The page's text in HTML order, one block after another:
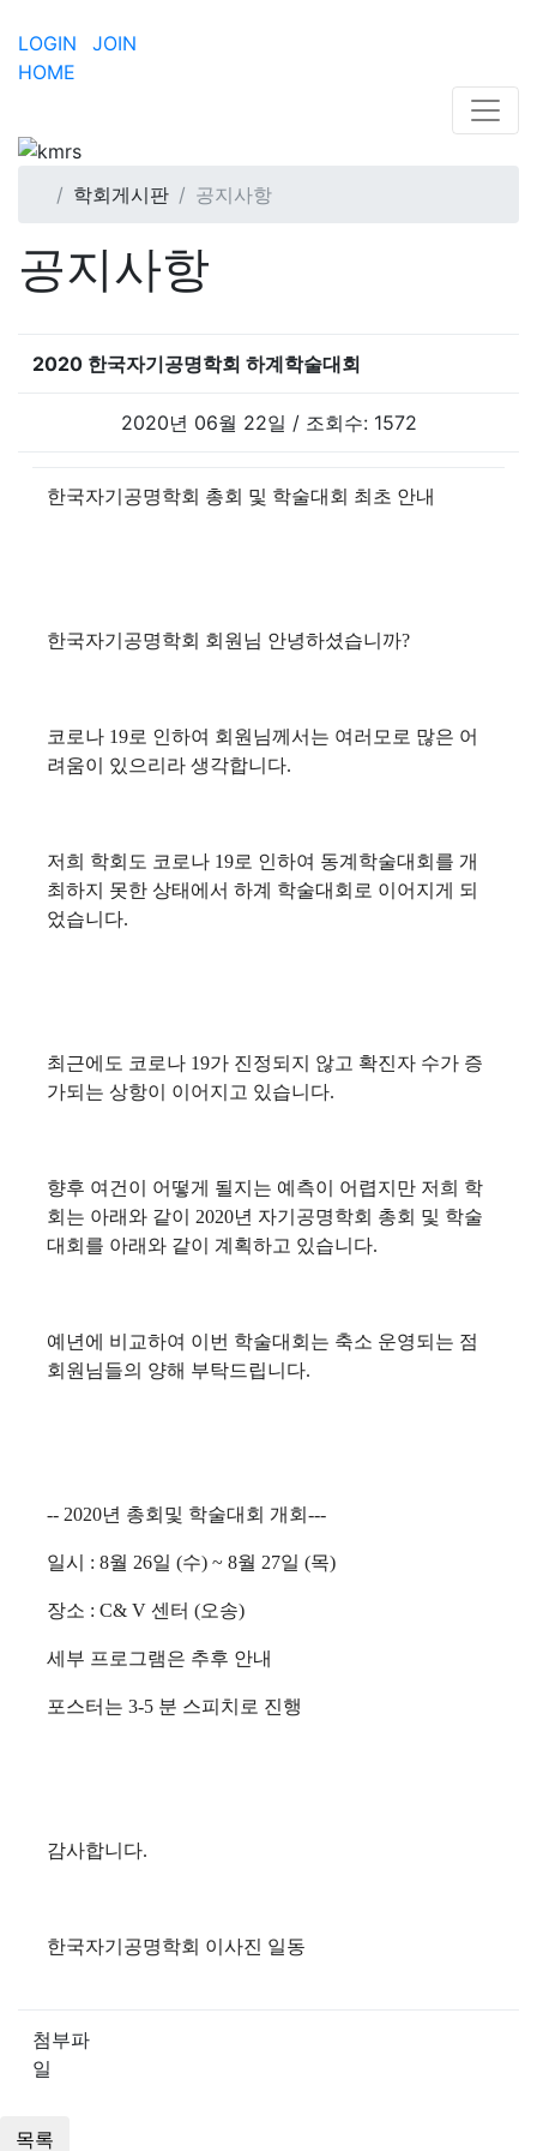
LOGIN
JOIN
HOME
학회게시판 공지사항
공지사항
2020 한국자기공명학회 하계학술대회
2020년 06월 22일 / 조회수: 1572
한국자기공명학회 총회 및 학술대회 최초 안내
한국자기공명학회 회원님 안녕하셨습니까?
코로나 19로 인하여 회원님께서는 여러모로 많은 어
려움이 있으리라 생각합니다.
저희 학회도 코로나 19로 인하여 동계학술대회를 개
최하지 못한 상태에서 하계 학술대회로 이어지게 되
었습니다.
최근에도 코로나 19가 진정되지 않고 확진자 수가 증
가되는 상항이 이어지고 있습니다.
향후 여건이 어떻게 될지는 예측이 어렵지만 저희 학
회는 아래와 같이 2020년 자기공명학회 총회 및 학술
대회를 아래와 같이 계획하고 있습니다.
예년에 비교하여 이번 학술대회는 축소 운영되는 점
회원님들의 양해 부탁드립니다.
-- 2020년 총회및 학술대회 개회---
일시 : 8월 26일 (수) ~ 8월 27일 (목)
장소 : C& V 센터 (오송)
세부 프로그램은 추후 안내
포스터는 3-5 분 스피치로 진행
감사합니다.
한국자기공명학회 이사진 일동
첨부파
일